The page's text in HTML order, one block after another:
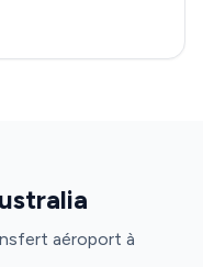
aéroport à